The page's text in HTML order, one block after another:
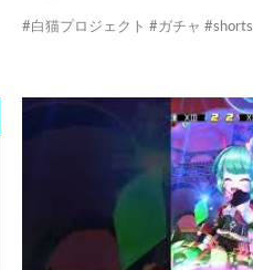
#白猫プロジェクト #ガチャ #shorts